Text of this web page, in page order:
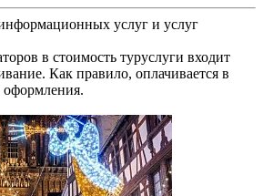
услуг и услуг
в стоимость туруслуги входит
Как правило, оплачивается в
оформления.